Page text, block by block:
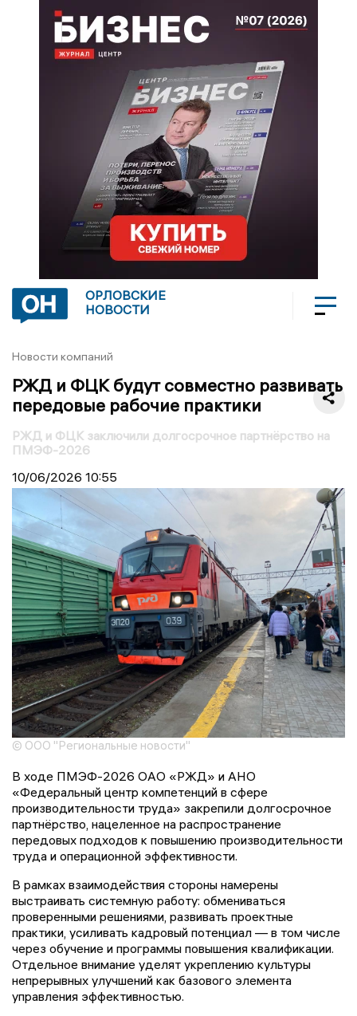
ОРЛОВСКИЕ
НОВОСТИ
Новости компаний
РЖД и ФЦК будут совместно развивать
передовые рабочие практики
РЖД и ФЦК заключили долгосрочное партнёрство на
ПМЭФ-2026
10/06/2026 10:55
© ООО "Региональные новости"
В ходе ПМЭФ-2026 ОАО «РЖД» и АНО
«Федеральный центр компетенций в сфере
производительности труда» закрепили долгосрочное
партнёрство, нацеленное на распространение
передовых подходов к повышению производительности
труда и операционной эффективности.
В рамках взаимодействия стороны намерены
выстраивать системную работу: обмениваться
проверенными решениями, развивать проектные
практики, усиливать кадровый потенциал — в том числе
через обучение и программы повышения квалификации.
Отдельное внимание уделят укреплению культуры
непрерывных улучшений как базового элемента
управления эффективностью.